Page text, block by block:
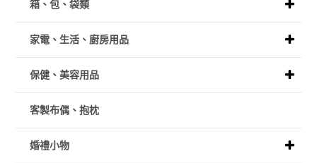
箱、包、袋類
家電、生活、廚房用品
保健、美容用品
客製布偶、抱枕
婚禮小物